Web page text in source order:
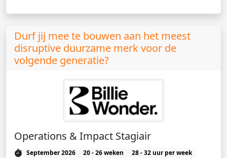
Durf jij mee te bouwen aan het meest
disruptive duurzame merk voor de
volgende generatie?
Operations & Impact Stagiair
September 2026 20 - 26 weken
28 - 32 uur per week